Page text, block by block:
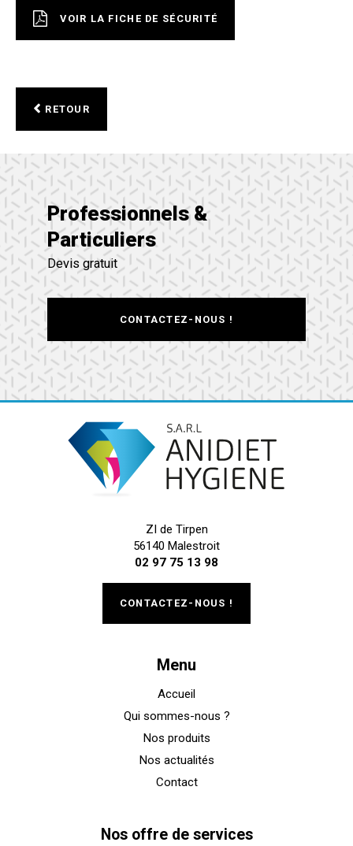
VOIR LA FICHE DE SÉCURITÉ
RETOUR
Professionnels &
Particuliers
Devis gratuit
CONTACTEZ-NOUS !
ZI de Tirpen
56140 Malestroit
02 97 75 13 98
CONTACTEZ-NOUS !
Menu
Accueil
Qui sommes-nous ?
Nos produits
Nos actualités
Contact
Nos offre de services